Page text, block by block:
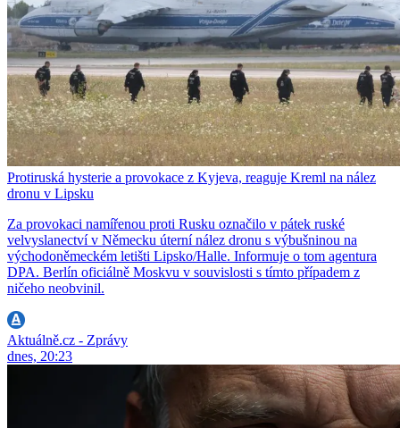
Protiruská hysterie a provokace z Kyjeva, reaguje Kreml na nález
dronu v Lipsku
Za provokaci namířenou proti Rusku označilo v pátek ruské
velvyslanectví v Německu úterní nález dronu s výbušninou na
východoněmeckém letišti Lipsko/Halle. Informuje o tom agentura
DPA. Berlín oficiálně Moskvu v souvislosti s tímto případem z
ničeho neobvinil.
Aktuálně.cz - Zprávy
dnes, 20:23